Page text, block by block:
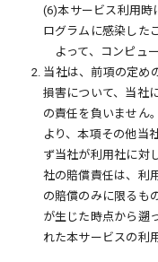
(6)本サービス利用時
ログラムに感染した
よって、コンピュ
2. 当社は、前項の定め
損害について、当社
の責任を負いません
より、本項その他当
ず当社が利用社に対
社の賠償責任は、利
の賠償のみに限るも
が生じた時点から遡
れた本サービスの利